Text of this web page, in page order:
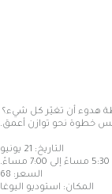
هدوء أن تغيّر كل شيء؟
خطوة نحو توازن أعمق.
التاريخ: 21 يونيو
السعر: 68
المكان: استوديو اليوغا